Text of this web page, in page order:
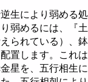
生により弱める処
弱めるには、『土
られている）、鉢
置します。これは
星を、五行相生に